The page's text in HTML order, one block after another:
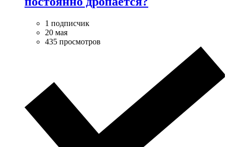
1 подписчик
20 мая
435 просмотров